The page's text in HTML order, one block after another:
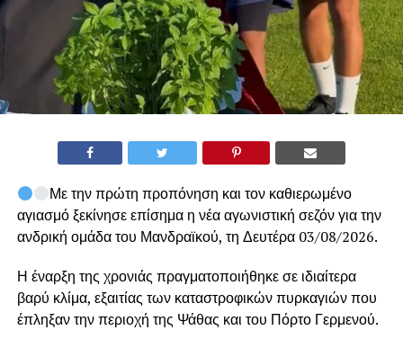
Με την πρώτη προπόνηση και τον καθιερωμένο
αγιασμό ξεκίνησε επίσημα η νέα αγωνιστική σεζόν για την
ανδρική ομάδα του Μανδραϊκού, τη Δευτέρα 03/08/2026.
Η έναρξη της χρονιάς πραγματοποιήθηκε σε ιδιαίτερα
βαρύ κλίμα, εξαιτίας των καταστροφικών πυρκαγιών που
έπληξαν την περιοχή της Ψάθας και του Πόρτο Γερμενού.